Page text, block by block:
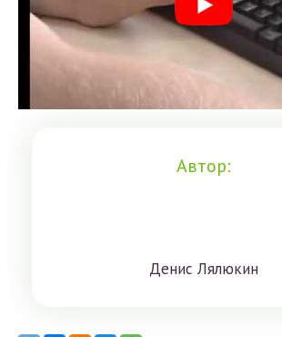
Автор:
Дeниc Лялюкин